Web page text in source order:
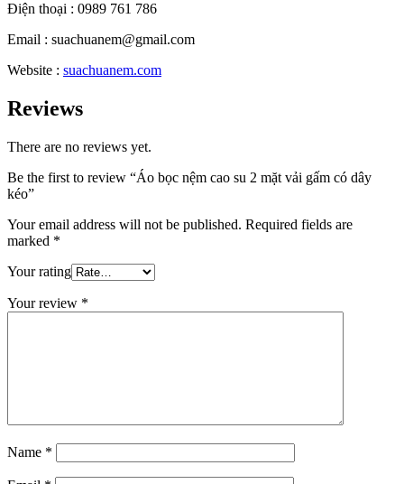
Điện thoại : 0989 761 786
Email : suachuanem@gmail.com
Website : suachuanem.com
Reviews
There are no reviews yet.
Be the first to review “Áo bọc nệm cao su 2 mặt vải gấm có dây
kéo”
Your email address will not be published. Required fields are
marked *
Your rating
Your review *
Name *